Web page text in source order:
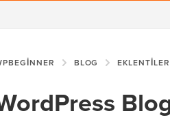
BLOG EKLENTILER